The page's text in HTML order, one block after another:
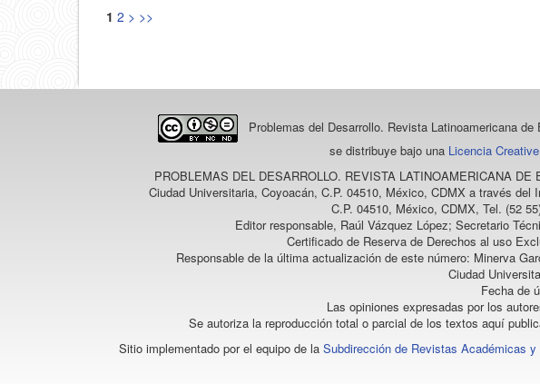
1 2 > >>
Problemas del Desarrollo. Revista Latinoamericana de
se distribuye bajo una Licencia
PROBLEMAS DEL DESARROLLO. REVISTA LATINOAMERICANA DE
Ciudad Universitaria, Coyoacán, C.P. 04510, México, CDMX a través
C.P. 04510, México, CDMX, Tel. (52
Editor responsable, Raúl Vázquez López; Secretario
Certificado de Reserva de Derechos al uso
Responsable de la última actualización de este número: Minerva
Ciudad
Fecha de
Las opiniones expresadas por los
Se autoriza la reproducción total o parcial de los textos aquí
Sitio implementado por el equipo de la Subdirección de Revistas Académicas